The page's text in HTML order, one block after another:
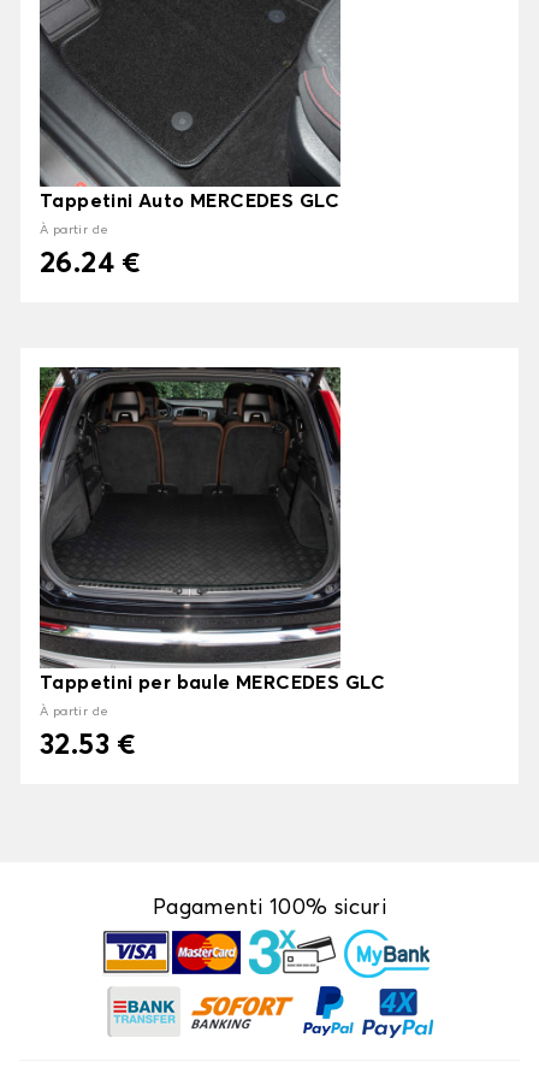
Tappetini Auto MERCEDES GLC
À partir de
26.24 €
Tappetini per baule MERCEDES GLC
À partir de
32.53 €
Pagamenti 100% sicuri